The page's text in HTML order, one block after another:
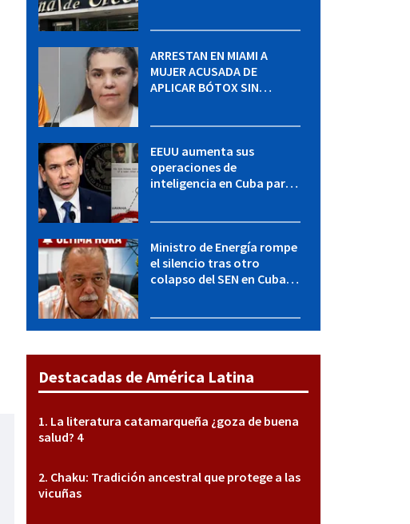
ARRESTAN EN MIAMI A
MUJER ACUSADA DE
APLICAR BÓTOX SIN
EEUU aumenta sus
operaciones de
inteligencia en Cuba para
Ministro de Energía rompe
el silencio tras otro
colapso del SEN en Cuba:
Destacadas de América Latina
La literatura catamarqueña ¿goza de buena
salud? 4
Chaku: Tradición ancestral que protege a las
vicuñas